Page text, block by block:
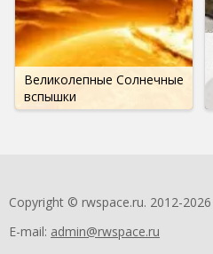
Великолепные Солнечные
вспышки
Copyright © rwspace.ru. 2012-2026
E-mail: admin@rwspace.ru